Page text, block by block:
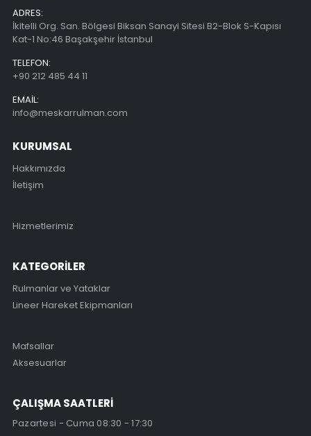
ADRES:
İkitelli Org. San. Bölgesi Biksan Sanayi Sitesi B2-Blok S-Kapısı
Kat-1 No:46 Başakşehir İstanbul
TELEFON:
+90 212 485 44 11
EMAIL:
info@meskarrulman.com
KURUMSAL
Hakkımızda
İletişim
Hizmetlerimiz
KATEGORİLER
Rulmanlar ve Yataklar
Lineer Hareket Ekipmanları
Mafsallar
Aksesuarlar
ÇALIŞMA SAATLERİ
Pazartesi - Cuma 08:30 - 17:30